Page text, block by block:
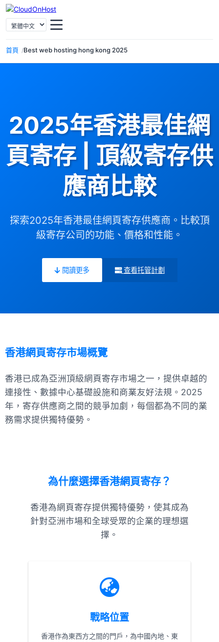
首頁 Best web hosting hong kong 2025
選擇語言
2025年香港最佳網
頁寄存 | 頂級寄存供
應商比較
探索2025年香港最佳網頁寄存供應商。比較頂
級寄存公司的功能、價格和性能。
閱讀更多 查看托管計劃
香港網頁寄存市場概覽
香港已成為亞洲頂級網頁寄存市場之一，提供卓越的
連接性、數據中心基礎設施和商業友好法規。2025
年，寄存供應商之間的競爭加劇，每個都為不同的業
務需求提供獨特優勢。
為什麼選擇香港網頁寄存？
香港為網頁寄存提供獨特優勢，使其成為
針對亞洲市場和全球受眾的企業的理想選
擇。
戰略位置
香港作為東西方之間的門戶，為中國內地、東